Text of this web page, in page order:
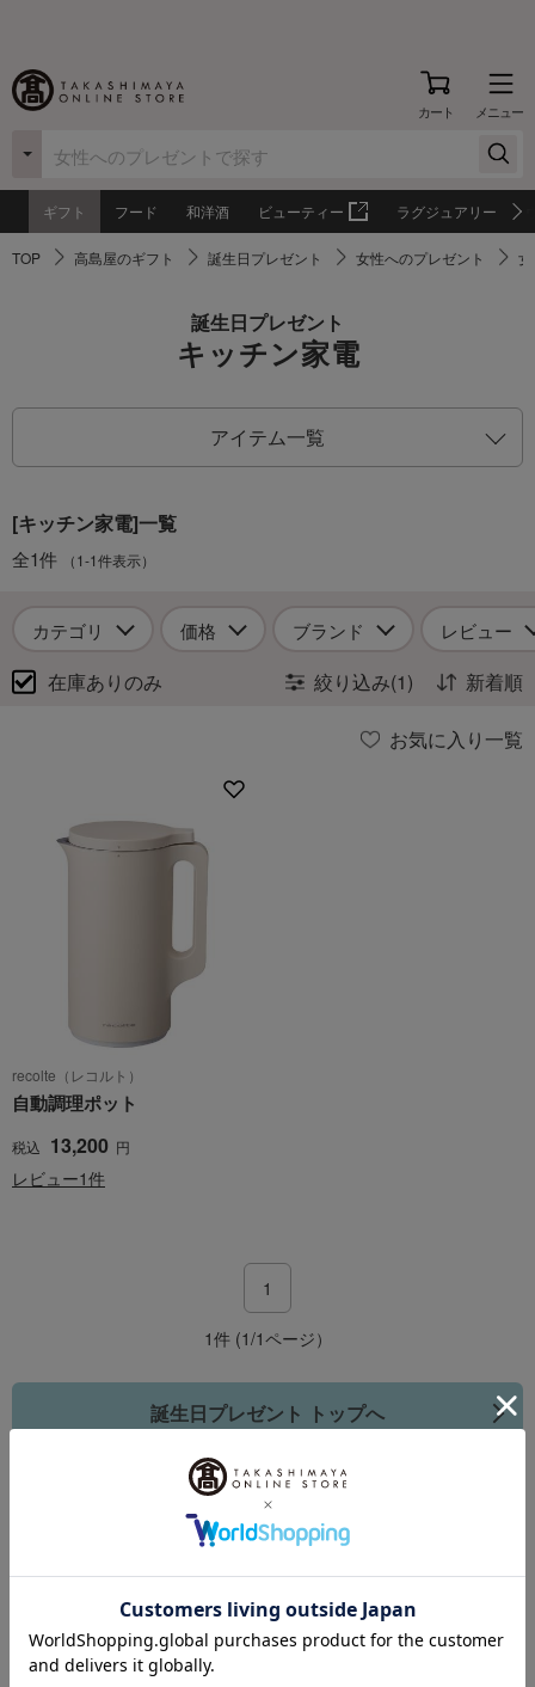
カート メニュー
ギフト フード 和洋酒 ビューティー ラグジュアリー
TOP 高島屋のギフト 誕生日プレゼント 女性へのプレゼント
誕生日プレゼント
キッチン家電
アイテム一覧
[キッチン家電]一覧
全1件 （1-1件表示）
カテゴリ 価格 ブランド レビュー
在庫ありのみ 絞り込み(1) 新着順
お気に入り一覧
recolte（レコルト）
自動調理ポット
税込 13,200 円
レビュー1件
1
1件 (1/1ページ）
誕生日プレゼント トップへ
※配送事業者に対して契約に基づき適正な運賃をお支払いし